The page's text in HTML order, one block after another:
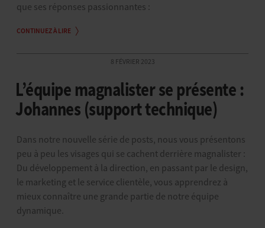
que ses réponses passionnantes :
CONTINUEZ À LIRE
8 FÉVRIER 2023
L’équipe magnalister se présente :
Johannes (support technique)
Dans notre nouvelle série de posts, nous vous présentons
peu à peu les visages qui se cachent derrière magnalister :
Du développement à la direction, en passant par le design,
le marketing et le service clientèle, vous apprendrez à
mieux connaître une grande partie de notre équipe
dynamique.